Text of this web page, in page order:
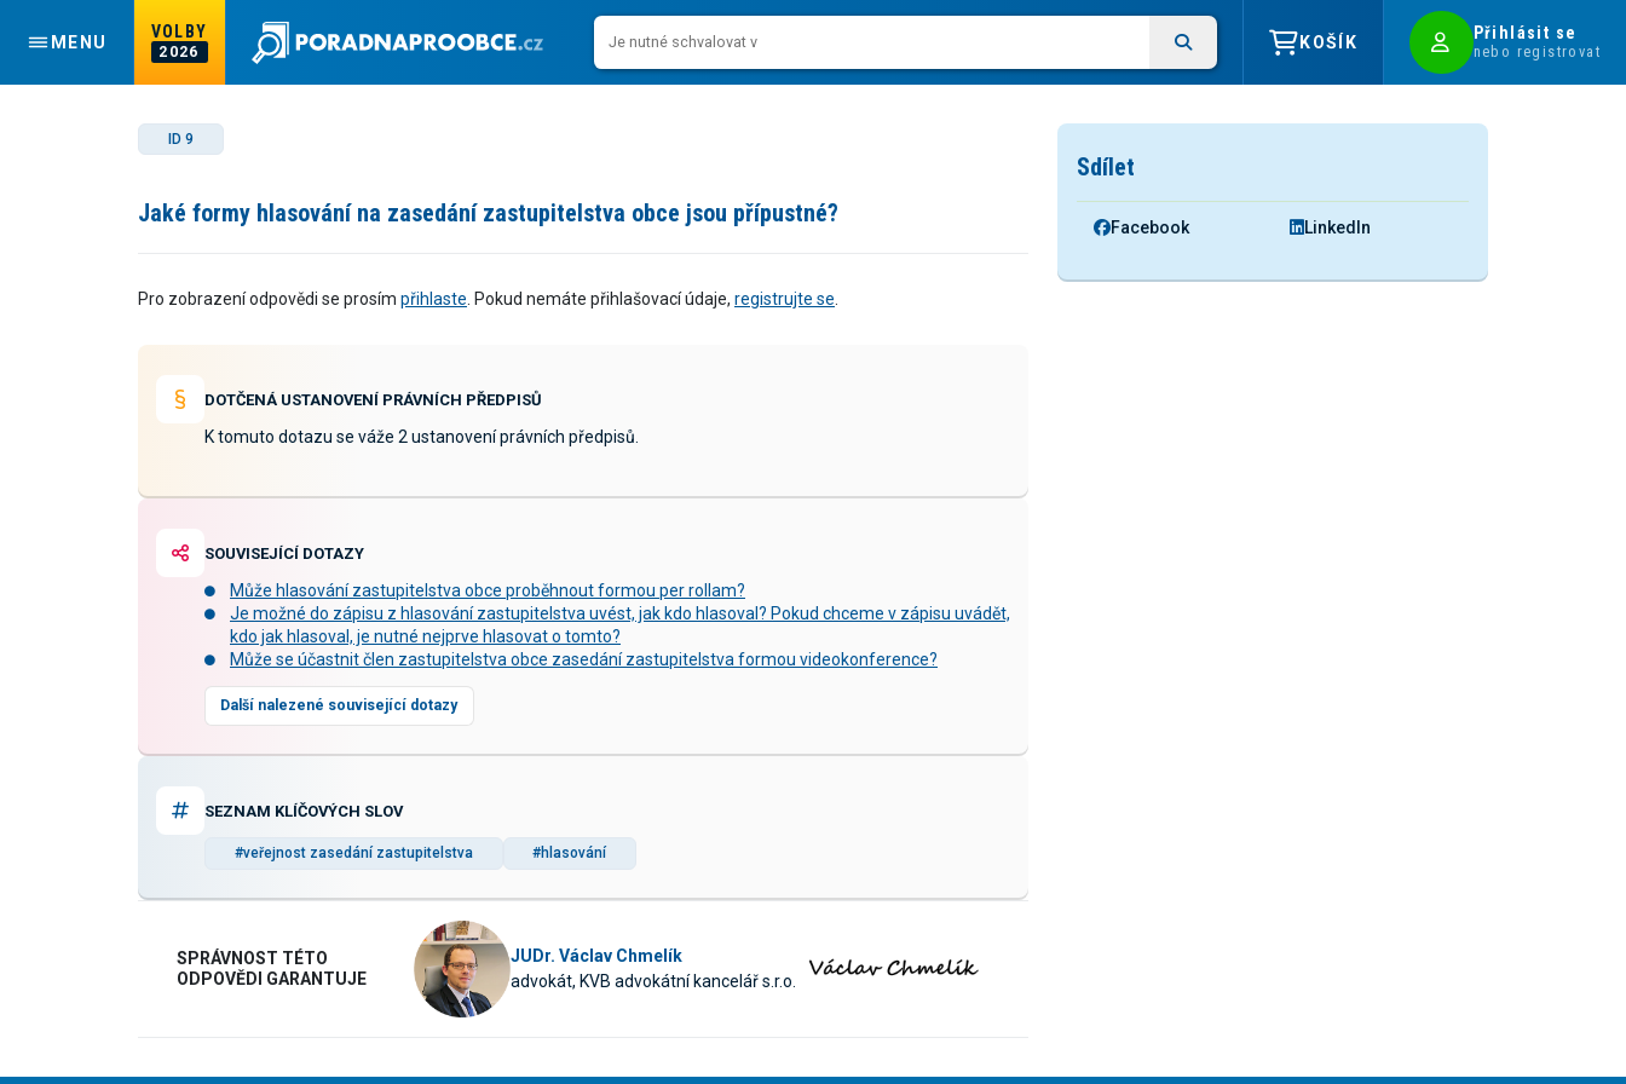
MENU
VOLBY
2026
KOŠÍK Přihlásit se
nebo registrovat
ID 9
Jaké formy hlasování na zasedání zastupitelstva obce jsou přípustné?
Pro zobrazení odpovědi se prosím přihlaste . Pokud nemáte přihlašovací údaje, registrujte se
DOTČENÁ USTANOVENÍ PRÁVNÍCH PŘEDPISŮ
K tomuto dotazu se váže 2 ustanovení právních předpisů.
SOUVISEJÍCÍ DOTAZY
Může hlasování zastupitelstva obce proběhnout formou per rollam?
Je možné do zápisu z hlasování zastupitelstva uvést, jak kdo hlasoval? Pokud chceme v zápisu uvádět,
kdo jak hlasoval, je nutné nejprve hlasovat o tomto?
Může se účastnit člen zastupitelstva obce zasedání zastupitelstva formou videokonference?
Další nalezené související dotazy
SEZNAM KLÍČOVÝCH SLOV
#veřejnost zasedání zastupitelstva #hlasování
SPRÁVNOST TÉTO
ODPOVĚDI GARANTUJE
JUDr. Václav Chmelík
advokát, KVB advokátní kancelář s.r.o.
Sdílet
Facebook LinkedIn